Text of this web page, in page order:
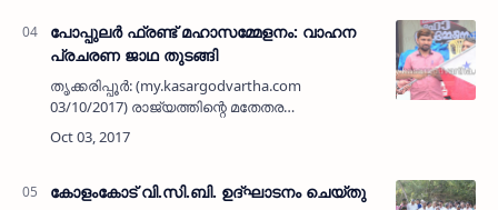
പോപ്പുലര്‍ ഫ്രണ്ട് മഹാസമ്മേളനം: വാഹന
പ്രചരണ ജാഥ തുടങ്ങി
തൃക്കരിപ്പൂര്‍: (my.kasargodvartha.com
03/10/2017) രാജ്യത്തിന്റെ മതേതര
സങ്കല്‍പങ്ങളെയും ജനാതിപത്യമൂല്യങ്ങളെയും
കശാപ്പ് ചെയ്യുന്ന ഫാസിസത്തെ തുറന്ന്
കോളംകോട് വി.സി.ബി. ഉദ്ഘാടനം ചെയ്തു